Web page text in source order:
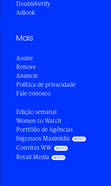
DoubleVerify
Adlook
Mais
Assine
Renove
Anuncie
Política de privacidade
Fale conosco
Edição semanal
Women to Watch
Portfólio de Agências
Ingressos Maximídia
Convites WW
Retail Media